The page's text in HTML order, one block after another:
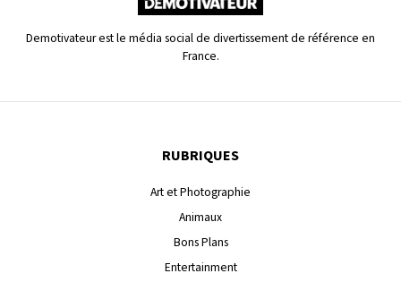
Demotivateur est le média social de divertissement de référence en
France.
RUBRIQUES
Art et Photographie
Animaux
Bons Plans
Entertainment